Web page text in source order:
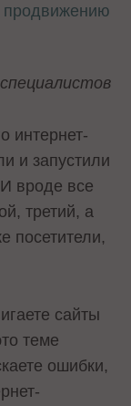
продвижению
интернет-
и запустили
вроде все
третий, а
посетители,
сайты
теме
ошибки,